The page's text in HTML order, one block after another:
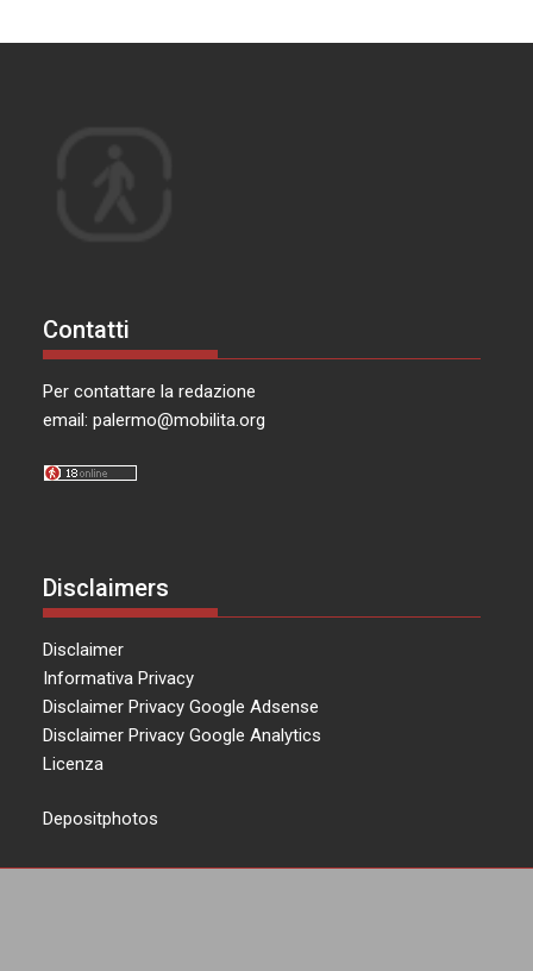
Contatti
Per contattare la redazione
email:palermo@mobilita.org
Disclaimers
Disclaimer
Informativa Privacy
Disclaimer Privacy Google Adsense
Disclaimer Privacy Google Analytics
Licenza
Depositphotos